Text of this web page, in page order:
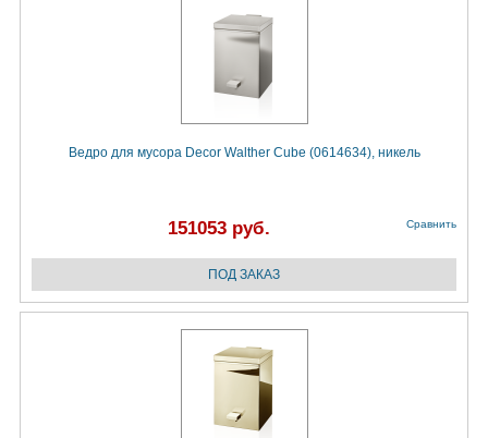
Ведро для мусора Decor Walther Cube (0614634), никель
151053 руб. Сравнить